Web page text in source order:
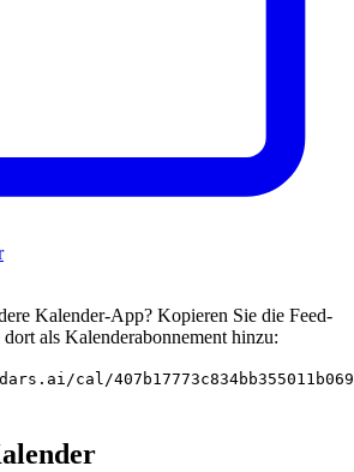
Kalender-App? Kopieren Sie die Feed-
als Kalenderabonnement hinzu:
cal/